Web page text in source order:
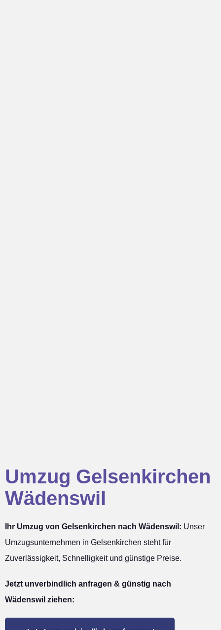
Umzug Gelsenkirchen
Wädenswil
Ihr Umzug von Gelsenkirchen nach Wädenswil: Unser
Umzugsunternehmen in Gelsenkirchen steht für
Zuverlässigkeit, Schnelligkeit und günstige Preise.
Jetzt unverbindlich anfragen & günstig nach
Wädenswil ziehen: